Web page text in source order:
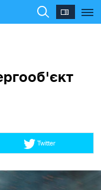
Twitter